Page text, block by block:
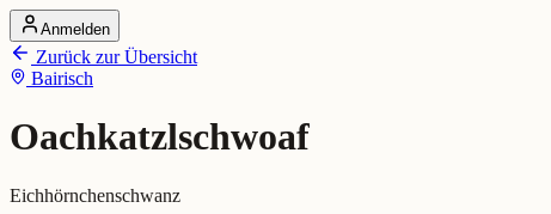
Startseite
Alle Dialekte
Dialekte vergleichen
Dialekt-Karte
Ranking
Anmelden
Zurück zur Übersicht
Bairisch
Oachkatzlschwoaf
Eichhörnchenschwanz